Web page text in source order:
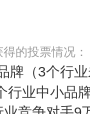
的投票情况：
牌 （3个行
行业中小品